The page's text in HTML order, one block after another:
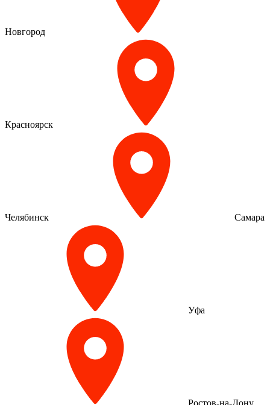
Новгород
Красноярск
Челябинск Самара
Уфа
Ростов-на-Дону